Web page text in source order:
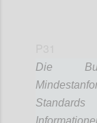
Die
Standards